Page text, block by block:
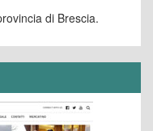
di Brescia.